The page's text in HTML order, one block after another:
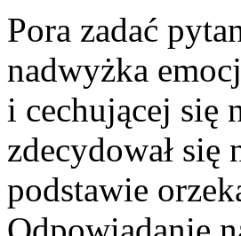
Pora zadać
nadwyżka
i cechującej się
zdecydował
podstawie